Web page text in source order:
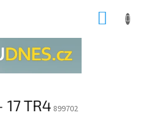
TR4 899702